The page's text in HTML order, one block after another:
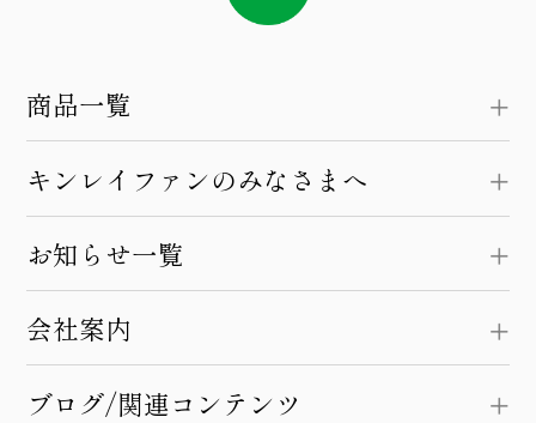
商品一覧
キンレイファンのみなさまへ
お知らせ一覧
会社案内
ブログ/関連コンテンツ